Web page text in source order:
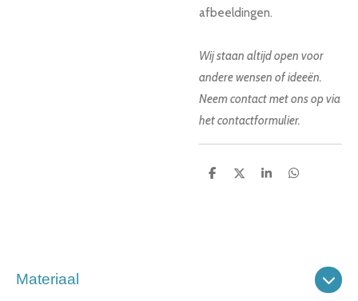
afbeeldingen.
Wij staan altijd open voor
andere wensen of ideeën.
Neem contact met ons op via
het contactformulier.
D
D
S
D
Materiaal